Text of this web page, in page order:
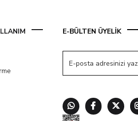
E-BÜLTEN ÜYELİK